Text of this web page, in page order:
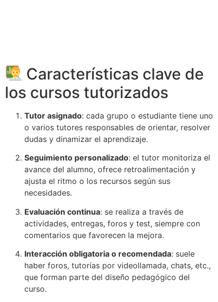
Características clave de
los cursos tutorizados
Tutor asignado: cada grupo o estudiante tiene uno
o varios tutores responsables de orientar, resolver
dudas y dinamizar el aprendizaje.
Seguimiento personalizado: el tutor monitoriza el
avance del alumno, ofrece retroalimentación y
ajusta el ritmo o los recursos según sus
necesidades.
Evaluación continua: se realiza a través de
actividades, entregas, foros y test, siempre con
comentarios que favorecen la mejora.
Interacción obligatoria o recomendada: suele
haber foros, tutorías por videollamada, chats, etc.,
que forman parte del diseño pedagógico del
curso.